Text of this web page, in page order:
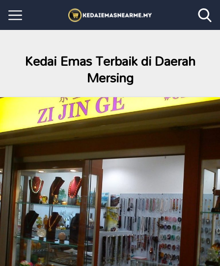
Kedai Emas Terbaik di Daerah
Mersing